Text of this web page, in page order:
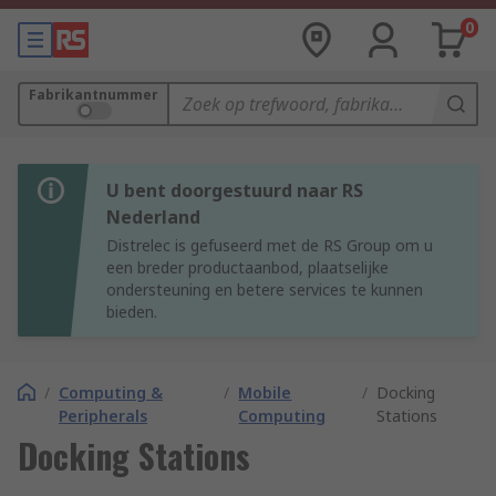
0
Fabrikantnummer
U bent doorgestuurd naar RS
Nederland
Distrelec is gefuseerd met de RS Group om u
een breder productaanbod, plaatselijke
ondersteuning en betere services te kunnen
bieden.
/ Computing &
Peripherals
/ Mobile
Computing
/ Docking
Stations
Docking Stations